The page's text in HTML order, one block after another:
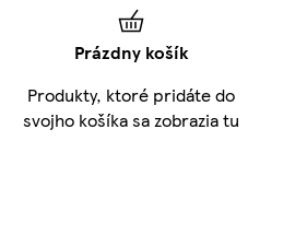
Prázdny košík
Produkty, ktoré pridáte do
svojho košíka sa zobrazia tu